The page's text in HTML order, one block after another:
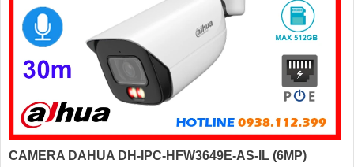
CAMERA DAHUA DH-IPC-HFW3649E-AS-IL (6MP)